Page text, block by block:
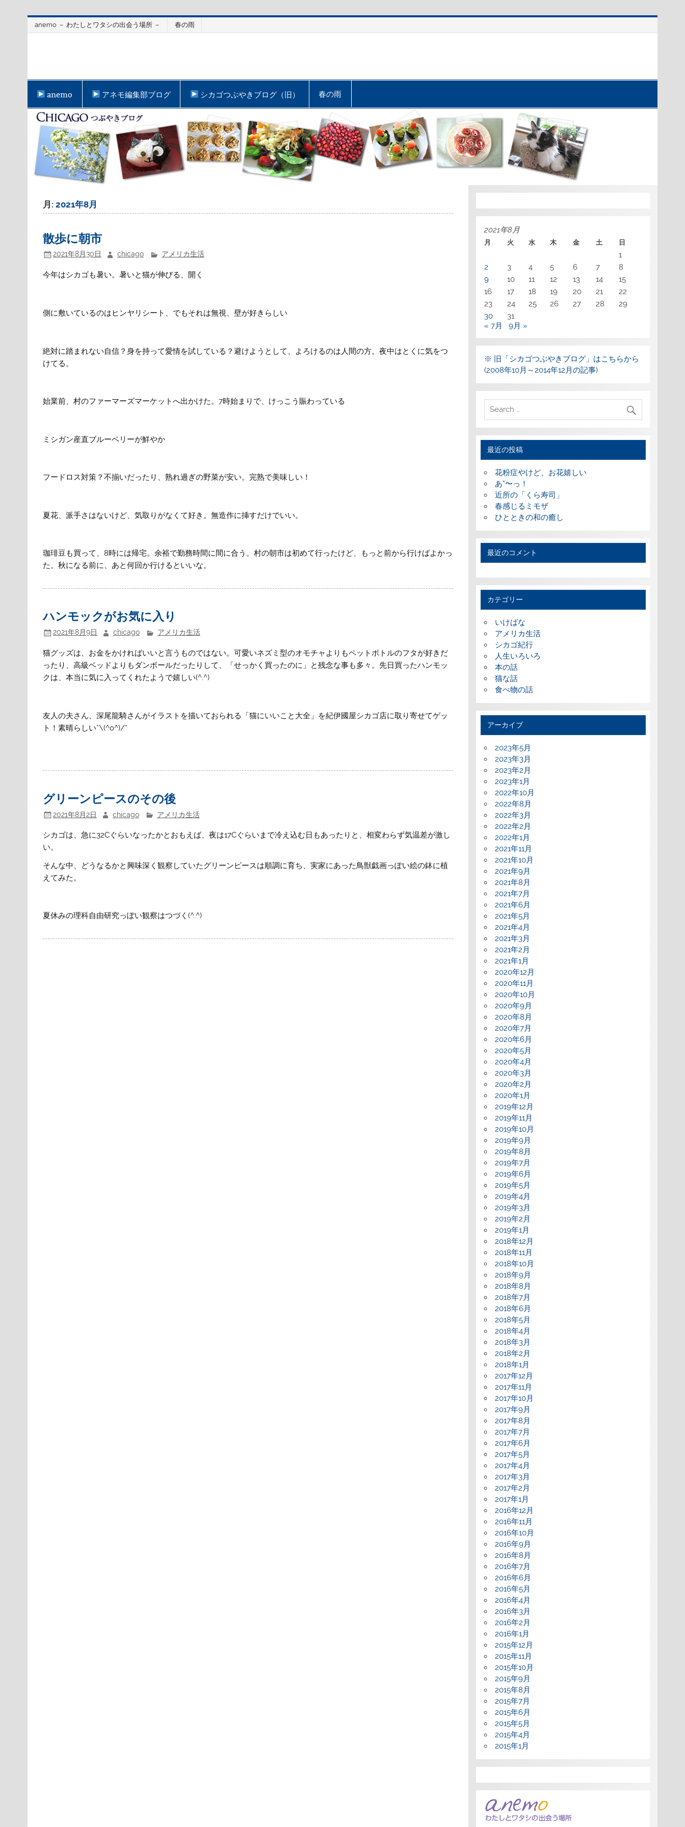
anemo － わたしとワタシの出会う場所 － 春の雨
anemo アネモ編集部ブログ シカゴつぶやきブログ（旧） 春の雨
月:2021年8月
散歩に朝市
2021年8月30日 chicago アメリカ生活
今年はシカゴも暑い。暑いと猫が伸びる、開く
側に敷いているのはヒンヤリシート、でもそれは無視、壁が好きらしい
絶対に踏まれない自信？身を持って愛情を試している？避けようとして、よろけるのは人間の方。夜中はとくに気をつ
けてる。
始業前、村のファーマーズマーケットへ出かけた。7時始まりで、けっこう賑わっている
ミシガン産直ブルーベリーが鮮やか
フードロス対策？不揃いだったり、熟れ過ぎの野菜が安い。完熟で美味しい！
夏花、派手さはないけど、気取りがなくて好き。無造作に挿すだけでいい。
珈琲豆も買って、8時には帰宅。余裕で勤務時間に間に合う。村の朝市は初めて行ったけど、もっと前から行けばよかっ
た。秋になる前に、あと何回か行けるといいな。
ハンモックがお気に入り
2021年8月9日 chicago アメリカ生活
猫グッズは、お金をかければいいと言うものではない。可愛いネズミ型のオモチャよりもペットボトルのフタが好きだ
ったり、高級ベッドよりもダンボールだったりして、「せっかく買ったのに」と残念な事も多々。先日買ったハンモッ
クは、本当に気に入ってくれたようで嬉しい(^.^)
友人の夫さん、深尾龍騎さんがイラストを描いておられる「猫にいいこと大全」を紀伊國屋シカゴ店に取り寄せてゲッ
ト！素晴らしい*\(^o^)/*
グリーンピースのその後
2021年8月2日 chicago アメリカ生活
シカゴは、急に32Cぐらいなったかとおもえば、夜は17Cぐらいまで冷え込む日もあったりと、相変わらず気温差が激し
い。
そんな中、どうなるかと興味深く観察していたグリーンピースは順調に育ち、実家にあった鳥獣戯画っぽい絵の鉢に植
えてみた。
夏休みの理科自由研究っぽい観察はつづく(^.^)
2021年8月
月 火 水 木 金 土 日
1
2
3 4 5 6 7
8
9
10 11 12 13 14
15
16
17 18 19 20 21
22
23
24 25 26 27 28
29
30
31
« 7月
9月 »
※ 旧「シカゴつぶやきブログ」はこちらから
(2008年10月～2014年12月の記事)
最近の投稿
花粉症やけど、お花嬉しい
あ”〜っ！
近所の「くら寿司」
春感じるミモザ
ひとときの和の癒し
最近のコメント
カテゴリー
いけばな
アメリカ生活
シカゴ紀行
人生いろいろ
本の話
猫な話
食べ物の話
アーカイブ
2023年5月
2023年3月
2023年2月
2023年1月
2022年10月
2022年8月
2022年3月
2022年2月
2022年1月
2021年11月
2021年10月
2021年9月
2021年8月
2021年7月
2021年6月
2021年5月
2021年4月
2021年3月
2021年2月
2021年1月
2020年12月
2020年11月
2020年10月
2020年9月
2020年8月
2020年7月
2020年6月
2020年5月
2020年4月
2020年3月
2020年2月
2020年1月
2019年12月
2019年11月
2019年10月
2019年9月
2019年8月
2019年7月
2019年6月
2019年5月
2019年4月
2019年3月
2019年2月
2019年1月
2018年12月
2018年11月
2018年10月
2018年9月
2018年8月
2018年7月
2018年6月
2018年5月
2018年4月
2018年3月
2018年2月
2018年1月
2017年12月
2017年11月
2017年10月
2017年9月
2017年8月
2017年7月
2017年6月
2017年5月
2017年4月
2017年3月
2017年2月
2017年1月
2016年12月
2016年11月
2016年10月
2016年9月
2016年8月
2016年7月
2016年6月
2016年5月
2016年4月
2016年3月
2016年2月
2016年1月
2015年12月
2015年11月
2015年10月
2015年9月
2015年8月
2015年7月
2015年6月
2015年5月
2015年4月
2015年1月